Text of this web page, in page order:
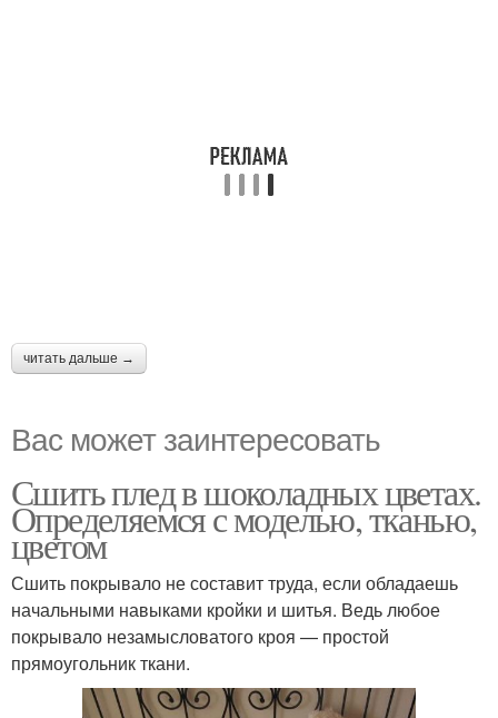
читать дальше →
Вас может заинтересовать
Сшить плед в шоколадных цветах.
Определяемся с моделью, тканью,
цветом
Сшить покрывало не составит труда, если обладаешь
начальными навыками кройки и шитья. Ведь любое
покрывало незамысловатого кроя — простой
прямоугольник ткани.